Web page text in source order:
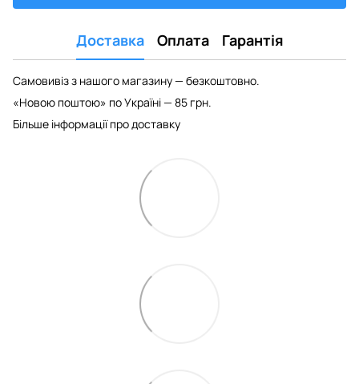
Доставка Оплата Гарантія
Самовивіз з нашого магазину — безкоштовно.
«Новою поштою» по Україні — 85 грн.
Більше інформації про доставку